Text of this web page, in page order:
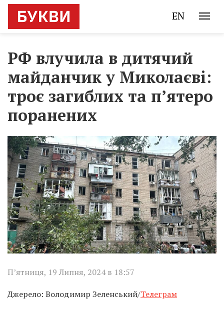
EN
РФ влучила в дитячий
майданчик у Миколаєві:
троє загиблих та п’ятеро
поранених
П’ятниця, 19 Липня, 2024 в 18:57
Джерело: Володимир Зеленський/Телеграм